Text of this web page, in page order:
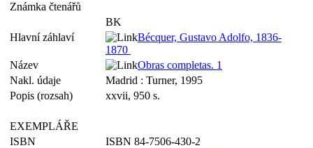
Známka čtenářů
BK
Hlavní záhlaví
Bécquer, Gustavo Adolfo, 1836-
1870
Název
Obras completas. 1
Nakl. údaje
Madrid : Turner, 1995
Popis (rozsah)
xxvii, 950 s.
EXEMPLÁŘE
ISBN
ISBN 84-7506-430-2